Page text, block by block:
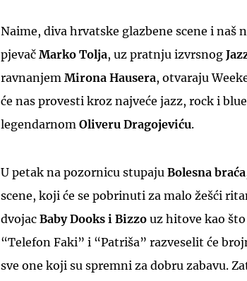
Naime, diva hrvatske glazbene scene i naš
pjevač Marko Tolja, uz pratnju izvrsnog
ravnanjem Mirona Hausera, otvaraju
će nas provesti kroz najveće jazz, rock i
legendarnom Oliveru Dragojeviću.
U petak na pozornicu stupaju Bolesna braća
scene, koji će se pobrinuti za malo žešći
dvojac Baby Dooks i Bizzo uz hitove kao
“Telefon Faki” i “Patriša” razveselit će
sve one koji su spremni za dobru zabavu.